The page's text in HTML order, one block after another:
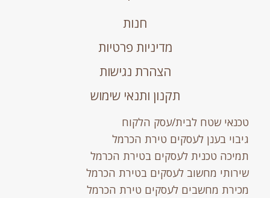
חנות
מדיניות פרטיות
הצהרת נגישות
תקנון ותנאי שימוש
טכנאי שטח לבית/עסק הלקוח
גיבוי בענן לעסקים טירת הכרמל
תמיכה טכנית לעסקים בטירת הכרמל
שירותי מחשוב לעסקים בטירת הכרמל
מכירת מחשבים לעסקים טירת הכרמל